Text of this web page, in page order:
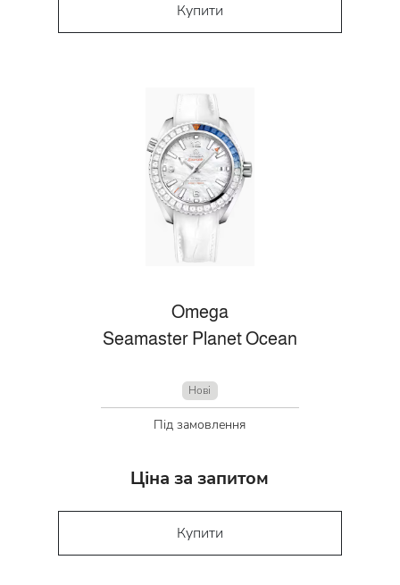
Купити
Omega
Seamaster Planet Ocean
Нові
Під замовлення
Ціна за запитом
Купити